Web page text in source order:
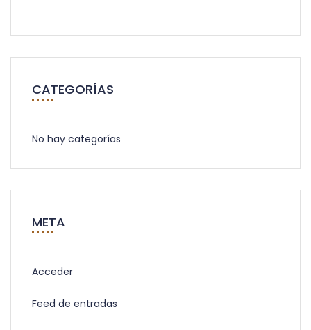
CATEGORÍAS
No hay categorías
META
Acceder
Feed de entradas